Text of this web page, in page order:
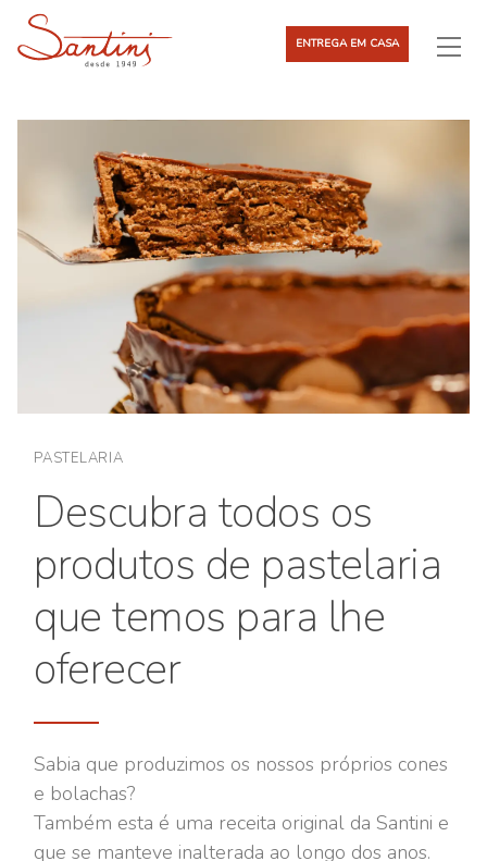
ENTREGA EM CASA
PASTELARIA
Descubra todos os
produtos de pastelaria
que temos para lhe
oferecer
Sabia que produzimos os nossos próprios cones
e bolachas?
Também esta é uma receita original da Santini e
que se manteve inalterada ao longo dos anos.